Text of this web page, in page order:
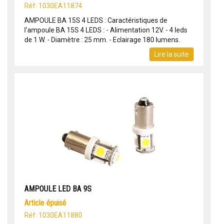
Réf: 1030EA11874
AMPOULE BA 15S 4 LEDS : Caractéristiques de
l'ampoule BA 15S 4 LEDS : - Alimentation 12V. - 4 leds
de 1 W. - Diamètre : 25 mm. - Eclairage 180 lumens.
Lire la suite
AMPOULE LED BA 9S
article épuisé
Réf: 1030EA11880